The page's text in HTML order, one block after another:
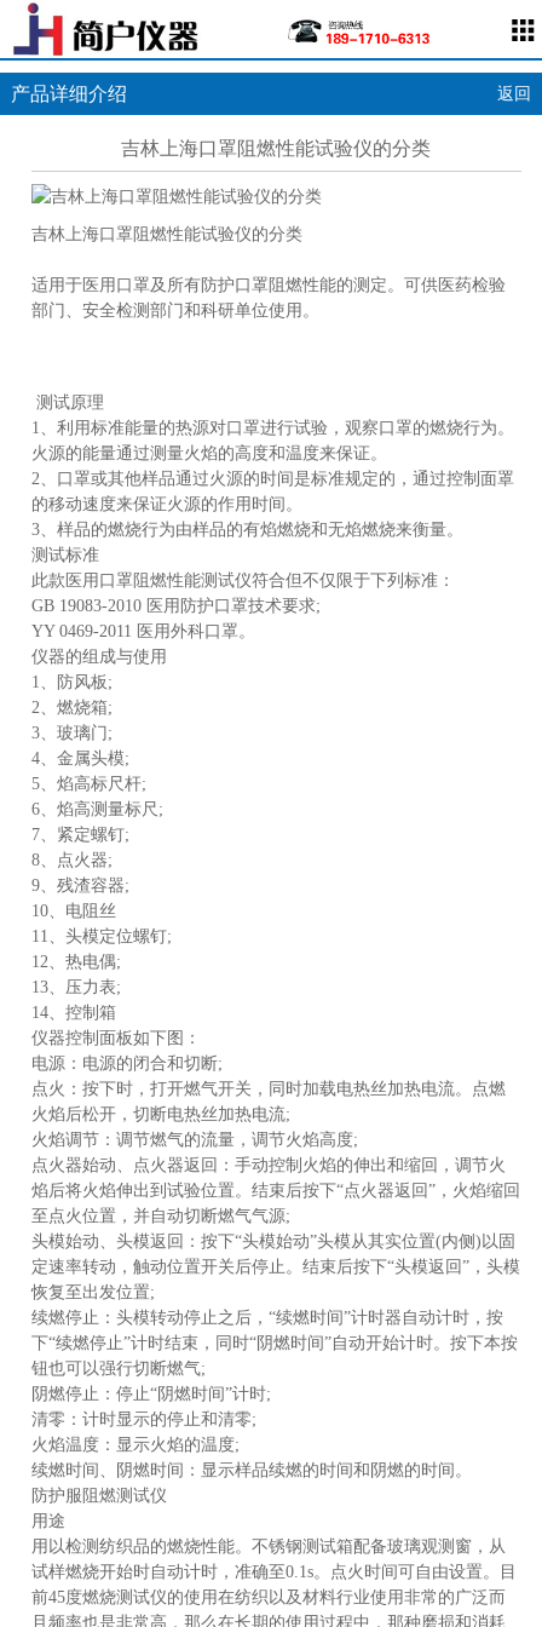
产品详细介绍 返回
吉林上海口罩阻燃性能试验仪的分类
吉林上海口罩阻燃性能试验仪的分类
适用于医用口罩及所有防护口罩阻燃性能的测定。可供医药检验
部门、安全检测部门和科研单位使用。
测试原理
1、利用标准能量的热源对口罩进行试验，观察口罩的燃烧行为。
火源的能量通过测量火焰的高度和温度来保证。
2、口罩或其他样品通过火源的时间是标准规定的，通过控制面罩
的移动速度来保证火源的作用时间。
3、样品的燃烧行为由样品的有焰燃烧和无焰燃烧来衡量。
测试标准
此款医用口罩阻燃性能测试仪符合但不仅限于下列标准：
GB 19083-2010 医用防护口罩技术要求;
YY 0469-2011 医用外科口罩。
仪器的组成与使用
1、防风板;
2、燃烧箱;
3、玻璃门;
4、金属头模;
5、焰高标尺杆;
6、焰高测量标尺;
7、紧定螺钉;
8、点火器;
9、残渣容器;
10、电阻丝
11、头模定位螺钉;
12、热电偶;
13、压力表;
14、控制箱
仪器控制面板如下图：
电源：电源的闭合和切断;
点火：按下时，打开燃气开关，同时加载电热丝加热电流。点燃
火焰后松开，切断电热丝加热电流;
火焰调节：调节燃气的流量，调节火焰高度;
点火器始动、点火器返回：手动控制火焰的伸出和缩回，调节火
焰后将火焰伸出到试验位置。结束后按下“点火器返回”，火焰缩回
至点火位置，并自动切断燃气气源;
头模始动、头模返回：按下“头模始动”头模从其实位置(内侧)以固
定速率转动，触动位置开关后停止。结束后按下“头模返回”，头模
恢复至出发位置;
续燃停止：头模转动停止之后，“续燃时间”计时器自动计时，按
下“续燃停止”计时结束，同时“阴燃时间”自动开始计时。按下本按
钮也可以强行切断燃气;
阴燃停止：停止“阴燃时间”计时;
清零：计时显示的停止和清零;
火焰温度：显示火焰的温度;
续燃时间、阴燃时间：显示样品续燃的时间和阴燃的时间。
防护服阻燃测试仪
用途
用以检测纺织品的燃烧性能。不锈钢测试箱配备玻璃观测窗，从
试样燃烧开始时自动计时，准确至0.1s。点火时间可自由设置。目
前45度燃烧测试仪的使用在纺织以及材料行业使用非常的广泛而
且频率也是非常高，那么在长期的使用过程中，那种磨损和消耗